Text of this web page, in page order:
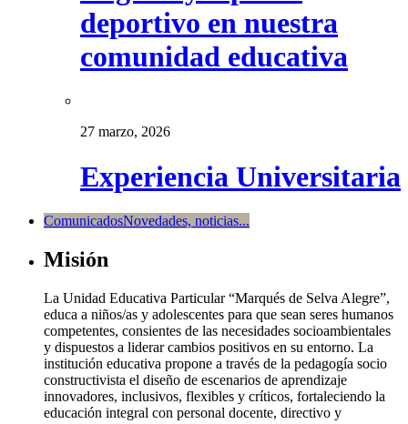
deportivo en nuestra
comunidad educativa
27 marzo, 2026
Experiencia Universitaria
ComunicadosNovedades, noticias...
Misión
La Unidad Educativa Particular “Marqués de Selva Alegre”,
educa a niños/as y adolescentes para que sean seres humanos
competentes, consientes de las necesidades socioambientales
y dispuestos a liderar cambios positivos en su entorno. La
institución educativa propone a través de la pedagogía socio
constructivista el diseño de escenarios de aprendizaje
innovadores, inclusivos, flexibles y críticos, fortaleciendo la
educación integral con personal docente, directivo y